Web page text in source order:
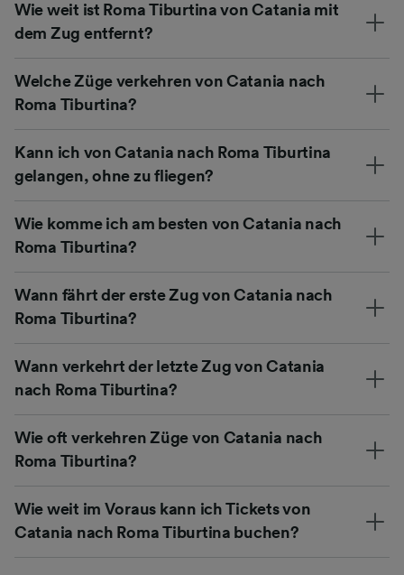
Wie weit ist Roma Tiburtina von Catania mit
dem Zug entfernt?
Welche Züge verkehren von Catania nach
Roma Tiburtina?
Kann ich von Catania nach Roma Tiburtina
gelangen, ohne zu fliegen?
Wie komme ich am besten von Catania nach
Roma Tiburtina?
Wann fährt der erste Zug von Catania nach
Roma Tiburtina?
Wann verkehrt der letzte Zug von Catania
nach Roma Tiburtina?
Wie oft verkehren Züge von Catania nach
Roma Tiburtina?
Wie weit im Voraus kann ich Tickets von
Catania nach Roma Tiburtina buchen?